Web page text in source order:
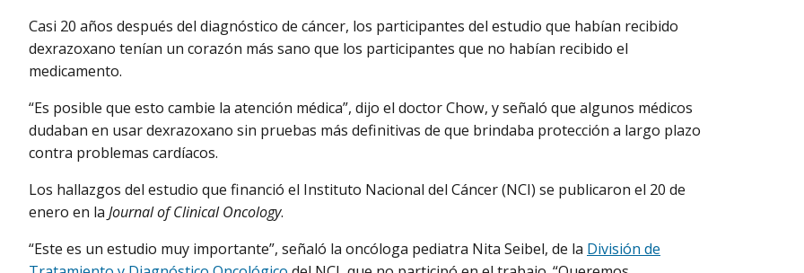
Casi 20 años después del diagnóstico de cáncer, los participantes del estudio que habían recibido
dexrazoxano tenían un corazón más sano que los participantes que no habían recibido el
medicamento.
“Es posible que esto cambie la atención médica”, dijo el doctor Chow, y señaló que algunos médicos
dudaban en usar dexrazoxano sin pruebas más definitivas de que brindaba protección a largo plazo
contra problemas cardíacos.
Los hallazgos del estudio que financió el Instituto Nacional del Cáncer (NCI) se publicaron el 20 de
enero en la Journal of Clinical Oncology.
“Este es un estudio muy importante”, señaló la oncóloga pediatra Nita Seibel, de la División de